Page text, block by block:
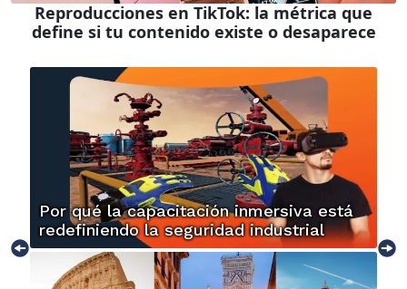
Reproducciones en TikTok: la métrica que
define si tu contenido existe o desaparece
Por qué la capacitación inmersiva está
redefiniendo la seguridad industrial